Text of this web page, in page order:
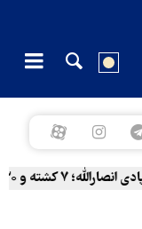
کشته و ۳۰ زخمی